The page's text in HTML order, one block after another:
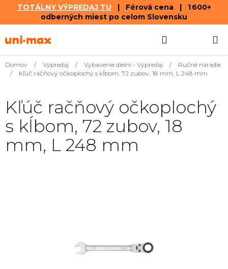
TOTÁLNY VÝPREDAJ TU | Férová cena | 1 600+
odberných miest po celom Slovensku
na
KOŠÍK
Domov / Výpredaj / Vybavenie dielní - Výpredaj /
Ručné náradie
/
Kľúč račňový očkoplochý s kĺbom, 72 zubov, 18 mm, L 248 mm
Kľúč račňový očkoplochý
s kĺbom, 72 zubov, 18
mm, L 248 mm